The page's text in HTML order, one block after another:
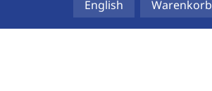
English Warenkorb